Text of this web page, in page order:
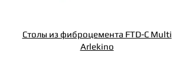
Столы из фиброцемента FTD-C Multi
Arlekino